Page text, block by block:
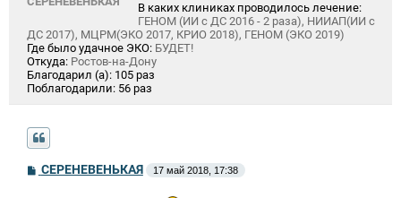
В каких клиниках проводилось лечение:
ГЕНОМ (ИИ с ДС 2016 - 2 раза), НИИАП(ИИ с
ДС 2017), МЦРМ(ЭКО 2017, КРИО 2018), ГЕНОМ (ЭКО 2019)
Где было удачное ЭКО: БУДЕТ!
Откуда: Ростов-на-Дону
Благодарил (а): 105 раз
Поблагодарили: 56 раз
ССЕРЕНЕВЕНЬКАЯ 17 май 2018, 17:38